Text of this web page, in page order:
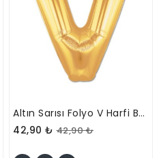
Altın Sarısı Folyo V Harfi Balon 1 Metre
42,90 ₺ 42,90 ₺